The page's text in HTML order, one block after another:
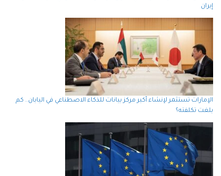
إيران
الإمارات تستثمر لإنشاء أكبر مركز بيانات للذكاء الاصطناعي في اليابان.. كم
بلغت تكلفته؟